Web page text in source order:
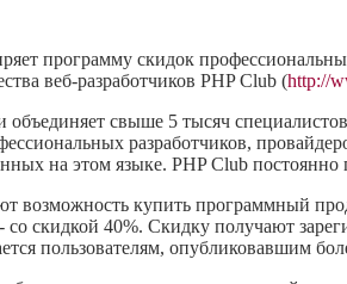
программу скидок
веб-разработчиков PHP Club (http://
объединяет свыше 5 тысяч
разработчиков,
на этом языке. PHP Club
возможность купить программный
со скидкой 40%. Скидку получают
пользователям, опубликовавшим